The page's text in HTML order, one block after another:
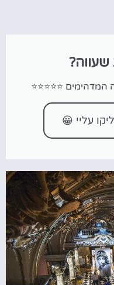
המדהימים ⭐⭐⭐⭐⭐
עליי 😀